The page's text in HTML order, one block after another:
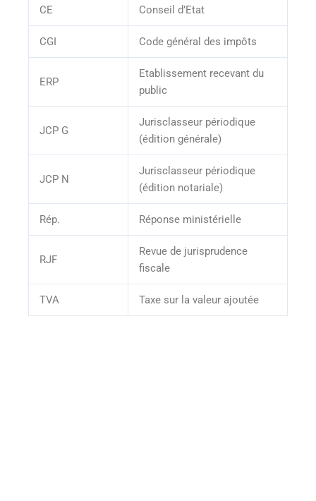
CE Conseil d’Etat
CGI Code général des impôts
ERP
Etablissement recevant du
public
JCP G
Jurisclasseur périodique
(édition générale)
JCP N
Jurisclasseur périodique
(édition notariale)
Rép. Réponse ministérielle
RJF
Revue de jurisprudence
fiscale
TVA Taxe sur la valeur ajoutée